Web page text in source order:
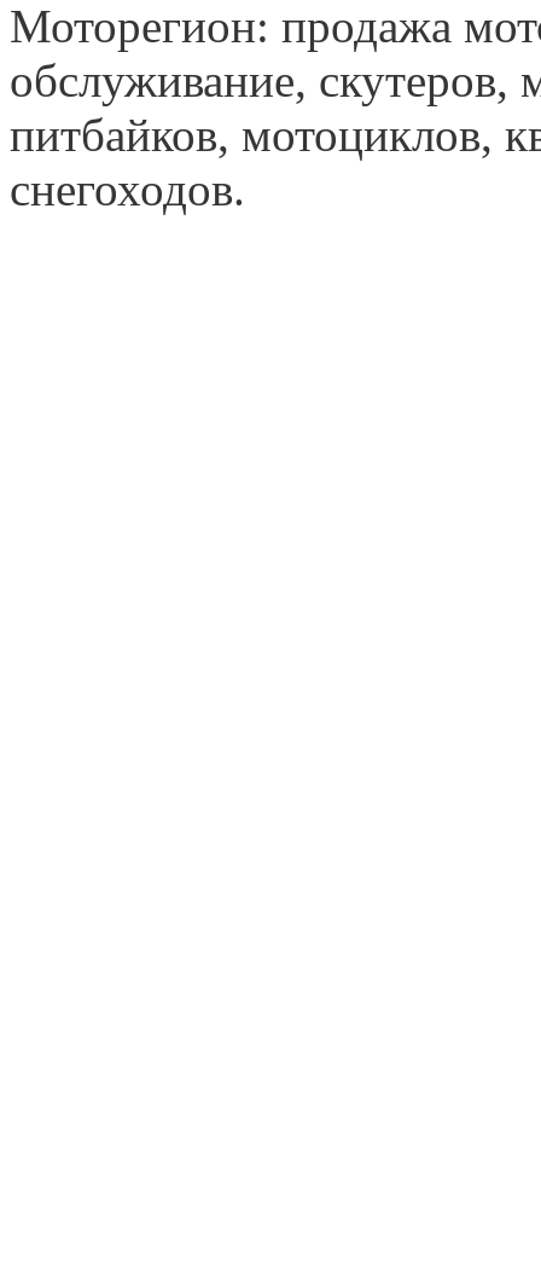
Моторегион: продажа
обслуживание, скутеров,
питбайков, мотоциклов,
снегоходов.